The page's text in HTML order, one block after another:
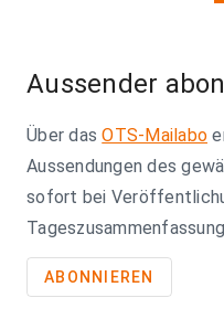
Aussender
Über dasOTS-Mailabo
Aussendungen des
sofort bei
ABONNIEREN